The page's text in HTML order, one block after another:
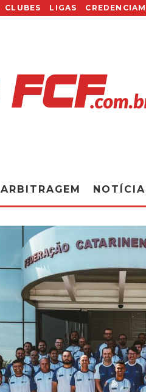
CLUBES LIGAS
ARBITRAGEM